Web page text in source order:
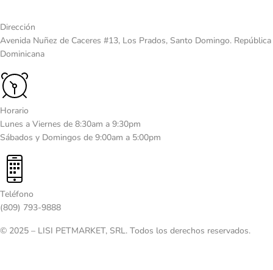
Dirección
Avenida Nuñez de Caceres #13, Los Prados, Santo Domingo. República
Dominicana
Horario
Lunes a Viernes de 8:30am a 9:30pm
Sábados y Domingos de 9:00am a 5:00pm
Teléfono
(809) 793-9888
© 2025 – LISI PETMARKET, SRL. Todos los derechos reservados.